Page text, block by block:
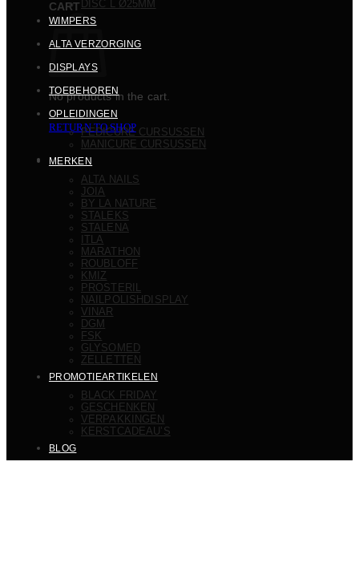
CART
No products in the cart.
RETURN TO SHOP
DISC L Ø25MM
WIMPERS
ALTA VERZORGING
DISPLAYS
TOEBEHOREN
OPLEIDINGEN
PEDICURE CURSUSSEN
MANICURE CURSUSSEN
MERKEN
ALTA NAILS
JOIA
BY LA NATURE
STALEKS
STALENA
ITLA
MARATHON
ROUBLOFF
KMIZ
PROSTERIL
NAILPOLISHDISPLAY
VINAR
DGM
FSK
GLYSOMED
ZELLETTEN
PROMOTIEARTIKELEN
BLACK FRIDAY
GESCHENKEN
VERPAKKINGEN
KERSTCADEAU’S
BLOG